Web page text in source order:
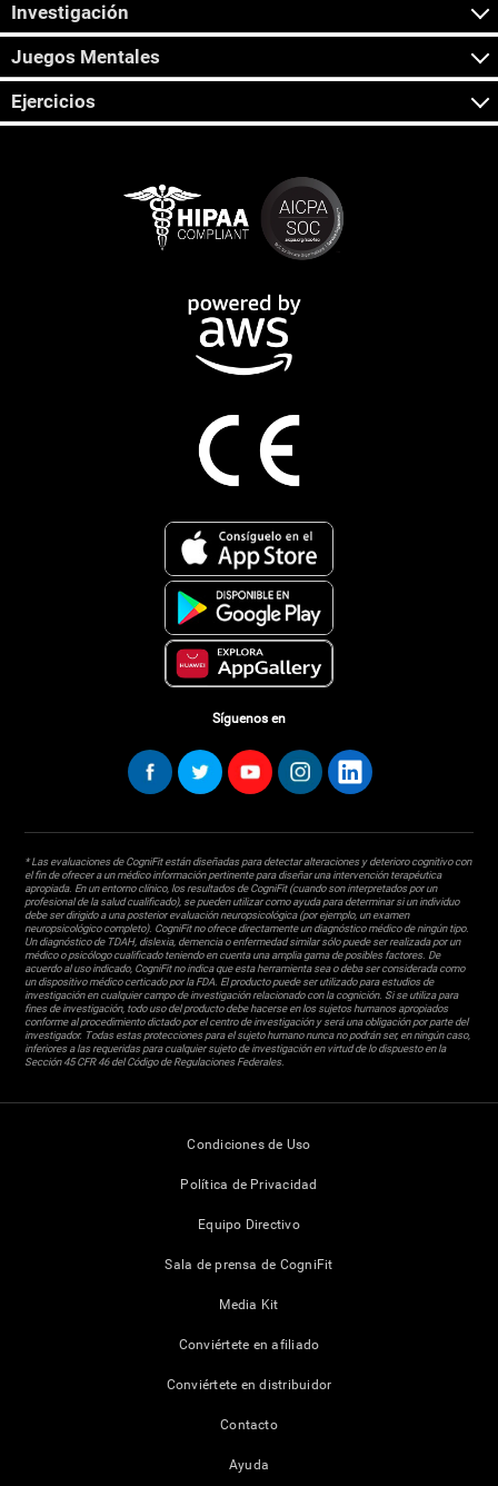
Investigación
Juegos Mentales
Ejercicios
Síguenos en
* Las evaluaciones de CogniFit están diseñadas para detectar alteraciones y deterioro cognitivo con
el fin de ofrecer a un médico información pertinente para diseñar una intervención terapéutica
apropiada. En un entorno clínico, los resultados de CogniFit (cuando son interpretados por un
profesional de la salud cualificado), se pueden utilizar como ayuda para determinar si un individuo
debe ser dirigido a una posterior evaluación neuropsicológica (por ejemplo, un examen
neuropsicológico completo). CogniFit no ofrece directamente un diagnóstico médico de ningún tipo.
Un diagnóstico de TDAH, dislexia, demencia o enfermedad similar sólo puede ser realizada por un
médico o psicólogo cualificado teniendo en cuenta una amplia gama de posibles factores. De
acuerdo al uso indicado, CogniFit no indica que esta herramienta sea o deba ser considerada como
un dispositivo médico certicado por la FDA. El producto puede ser utilizado para estudios de
investigación en cualquier campo de investigación relacionado con la cognición. Si se utiliza para
fines de investigación, todo uso del producto debe hacerse en los sujetos humanos apropiados
conforme al procedimiento dictado por el centro de investigación y será una obligación por parte del
investigador. Todas estas protecciones para el sujeto humano nunca no podrán ser, en ningún caso,
inferiores a las requeridas para cualquier sujeto de investigación en virtud de lo dispuesto en la
Sección 45 CFR 46 del Código de Regulaciones Federales.
Condiciones de Uso
Política de Privacidad
Equipo Directivo
Sala de prensa de CogniFit
Media Kit
Conviértete en afiliado
Conviértete en distribuidor
Contacto
Ayuda